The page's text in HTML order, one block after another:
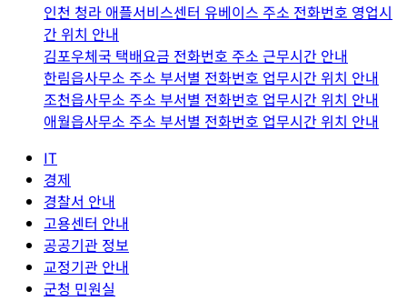
인천 청라 애플서비스센터 유베이스 주소 전화번호 영업시
간 위치 안내
김포우체국 택배요금 전화번호 주소 근무시간 안내
한림읍사무소 주소 부서별 전화번호 업무시간 위치 안내
조천읍사무소 주소 부서별 전화번호 업무시간 위치 안내
애월읍사무소 주소 부서별 전화번호 업무시간 위치 안내
IT
경제
경찰서 안내
고용센터 안내
공공기관 정보
교정기관 안내
군청 민원실